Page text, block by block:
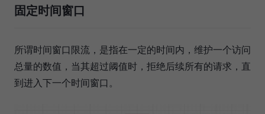
固定时间窗口
所谓时间窗口限流，是指在一定的时间内，维护一个访问
总量的数值，当其超过阈值时，拒绝后续所有的请求，直
到进入下一个时间窗口。